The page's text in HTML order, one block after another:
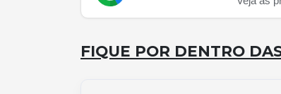
FIQUE POR DENTRO